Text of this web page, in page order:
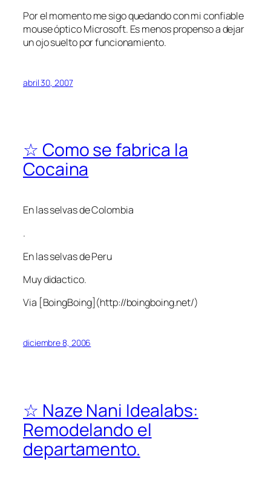
Por el momento me sigo quedando con mi confiable
mouse óptico Microsoft. Es menos propenso a dejar
un ojo suelto por funcionamiento.
abril 30, 2007
☆ Como se fabrica la
Cocaina
En las selvas de Colombia
.
En las selvas de Peru
Muy didactico.
Via [BoingBoing](http://boingboing.net/)
diciembre 8, 2006
☆ Naze Nani Idealabs:
Remodelando el
departamento.